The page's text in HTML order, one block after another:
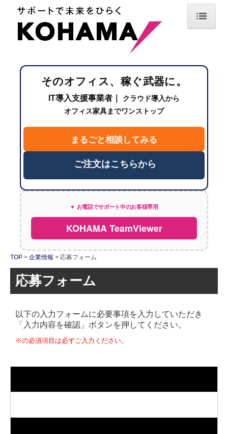
TOP
サービス案内
IT機器導入・デジタル化支援
オフィスデザイン・空間設計
企業情報
採用情報
お問い合わせ
そのオフィス、稼ぐ武器に。
IT導入支援事業者｜
クラウド導入から
オフィス家具までワンストップ
まるごと相談してみる
ご注文はこちらから
▼ お電話でサポート中のお客様専用
KOHAMA TeamViewer
TOP 企業情報 応募フォーム
応募フォーム
以下の入力フォームに必要事項を入力していただき
「入力内容を確認」ボタンを押してください。
※の必須項目は必ずご入力ください。